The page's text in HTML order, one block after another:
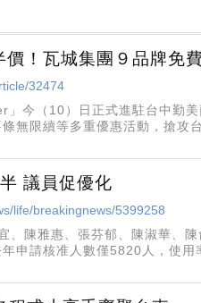
！瓦城集團９品牌免
32474
今（10）日正式進駐台中勤
無限續等多重優惠活動，搶攻
議員促優化
life/breakingnews/5399258
、陳雅惠、張芬郁、陳淑華、
申請核准人數僅5820人，使用